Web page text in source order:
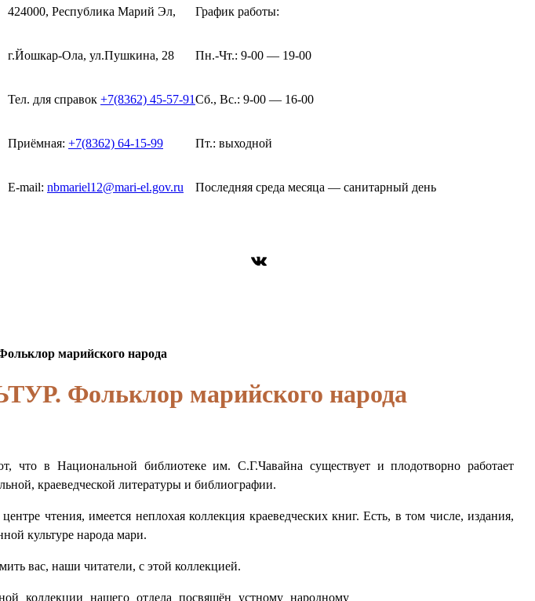
424000, Республика Марий Эл,
г.Йошкар-Ола, ул.Пушкина, 28
Тел. для справок +7(8362) 45-57-91
Приёмная: +7(8362) 64-15-99
E-mail: nbmariel12@mari-el.gov.ru
График работы:
Пн.-Чт.: 9-00 — 19-00
Сб., Вс.: 9-00 — 16-00
Пт.: выходной
Последняя среда месяца — санитарный день
ВКонтакте
марийского народа
Фольклор марийского народа
что в Национальной библиотеке им. С.Г.Чавайна существует и плодотворно работает
краеведческой литературы и библиографии.
чтения, имеется неплохая коллекция краеведческих книг. Есть, в том числе, издания,
культуре народа мари.
вас, наши читатели, с этой коллекцией.
коллекции нашего отдела посвящён устному народному